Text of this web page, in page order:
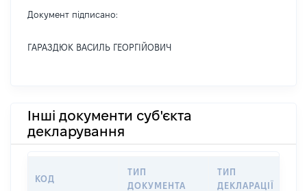
Документ підписано:
ГАРАЗДЮК ВАСИЛЬ ГЕОРГІЙОВИЧ
Інші документи суб'єкта
декларування
КОД
ТИП
ДОКУМЕНТА
ТИП
ДЕКЛАРАЦІЇ